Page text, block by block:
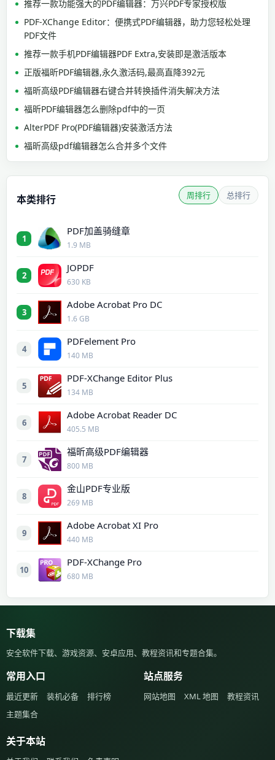
推荐一款功能强大的PDF编辑器：万兴PDF专家授权版
PDF-XChange Editor：便携式PDF编辑器，助力您轻松处理
PDF文件
推荐一款手机PDF编辑器PDF Extra,安装即是激活版本
正版福昕PDF编辑器,永久激活码,最高直降392元
福昕高级PDF编辑器右键合并转换插件消失解决方法
福昕PDF编辑器怎么删除pdf中的一页
AlterPDF Pro(PDF编辑器)安装激活方法
福昕高级pdf编辑器怎么合并多个文件
本类排行 周排行 总排行
1
PDF加盖骑缝章
1.9 MB
2
JOPDF
630 KB
3
Adobe Acrobat Pro DC
1.6 GB
4
PDFelement Pro
140 MB
5
PDF-XChange Editor Plus
134 MB
6
Adobe Acrobat Reader DC
405.5 MB
7
福昕高级PDF编辑器
800 MB
8
金山PDF专业版
269 MB
9
Adobe Acrobat XI Pro
440 MB
10
PDF-XChange Pro
680 MB
下载集
安全软件下载、游戏资源、安卓应用、教程资讯和专题合集。
常用入口
最近更新 装机必备
排行榜
主题集合
站点服务
网站地图 XML 地图 教程资讯
关于本站